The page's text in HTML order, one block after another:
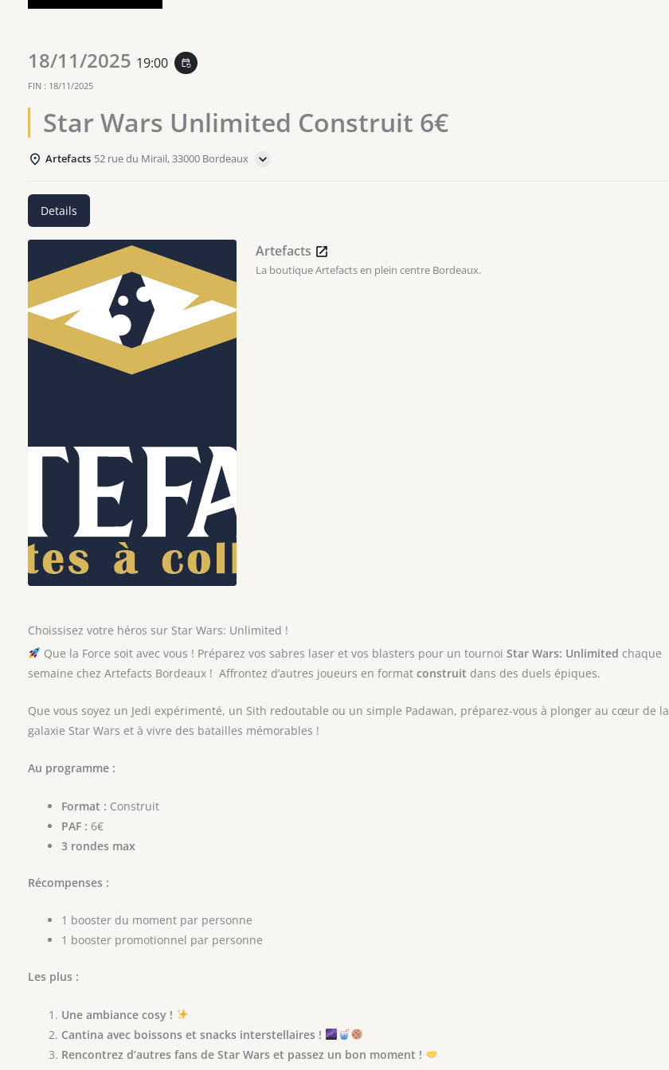
18/11/2025 19:00 event_repeat
FIN : 18/11/2025
Star Wars Unlimited Construit 6€
Artefacts 52 rue du Mirail, 33000 Bordeaux
Details
Artefacts
La boutique Artefacts en plein centre Bordeaux.
Choissisez votre héros sur Star Wars: Unlimited !
Que la Force soit avec vous ! Préparez vos sabres laser et vos blasters pour un tournoi Star Wars: Unlimited chaque
semaine chez Artefacts Bordeaux ! Affrontez d’autres joueurs en format construit dans des duels épiques.
Que vous soyez un Jedi expérimenté, un Sith redoutable ou un simple Padawan, préparez-vous à plonger au cœur de la
galaxie Star Wars et à vivre des batailles mémorables !
Au programme :
Format : Construit
PAF : 6€
3 rondes max
Récompenses :
1 booster du moment par personne
1 booster promotionnel par personne
Les plus :
Une ambiance cosy !
Cantina avec boissons et snacks interstellaires !
Rencontrez d’autres fans de Star Wars et passez un bon moment !